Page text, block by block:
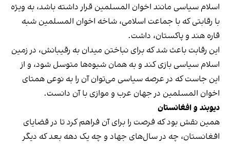
اسلام سیاسی مانند اخوان المسلمین قرار داشته باشد، به ویژه
با رقابتی که با جماعت اسلامی، شاخه اخوان المسلمین شبه
قاره هند و پاکستان، داشت.
این رقابت باعث شد که برای نباختن میدان به رقیبانش، در زمین
اسلام سیاسی بازی کند و به همان شیوه‌ها متوسل شود، و از
این جاست که در عرصه سیاسی می‌توان آن را به نوعی همتای
اخوان المسلمین در جهان عرب و موازی با آن دانست.
دیوبند و افغانستان
همین نقش بود که فرصت را برای آن فراهم کرد تا در قضایای
افغانستان، چه در سال‌های جهاد و چه یک دهه بعد که دیگر